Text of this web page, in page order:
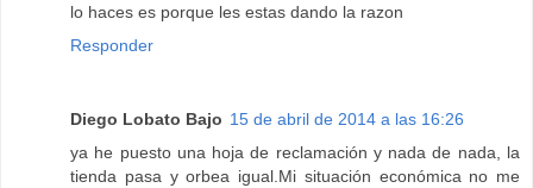
lo haces es porque les estas dando la razon
Responder
Diego Lobato Bajo 15 de abril de 2014 a las 16:26
ya he puesto una hoja de reclamación y nada de nada, la
tienda pasa y orbea igual.Mi situación económica no me